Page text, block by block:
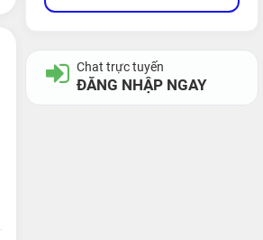
Chat trực tuyến
ĐĂNG NHẬP NGAY